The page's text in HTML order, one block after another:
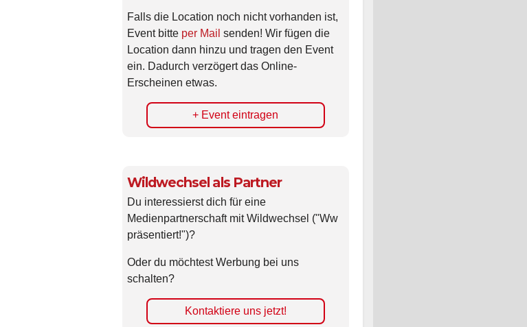
Falls die Location noch nicht vorhanden ist,
Event bitte per Mail senden! Wir fügen die
Location dann hinzu und tragen den Event
ein. Dadurch verzögert das Online-
Erscheinen etwas.
+ Event eintragen
Wildwechsel als Partner
Du interessierst dich für eine
Medienpartnerschaft mit Wildwechsel ("Ww
präsentiert!")?
Oder du möchtest Werbung bei uns
schalten?
Kontaktiere uns jetzt!